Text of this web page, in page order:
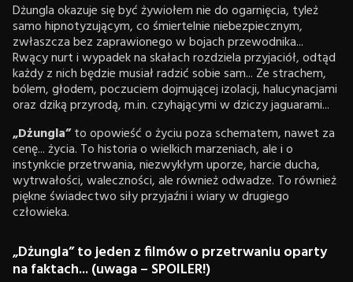
Dżungla okazuje się być żywiołem nie do ogarnięcia, tyleż
samo hipnotyzującym, co śmiertelnie niebezpiecznym,
zwłaszcza bez zaprawionego w bojach przewodnika...
Rwący nurt i wypadek na skałach rozdziela przyjaciół, odtąd
każdy z nich będzie musiał radzić sobie sam... Ze strachem,
bólem, głodem, poczuciem dojmującej izolacji, halucynacjami
oraz dziką przyrodą, m.in. czyhającymi w dziczy jaguarami...
„Dżungla”to opowieść o życiu poza schematem, nawet za
cenę... życia. To historia o wielkich marzeniach, ale i o
instynkcie przetrwania, niezwykłym uporze, harcie ducha,
wytrwałości, waleczności, ale również odwadze. To również
piękne świadectwo siły przyjaźni i wiary w drugiego
człowieka.
„Dżungla” to jeden z filmów o przetrwaniu oparty
na faktach... (uwaga – SPOILER!)